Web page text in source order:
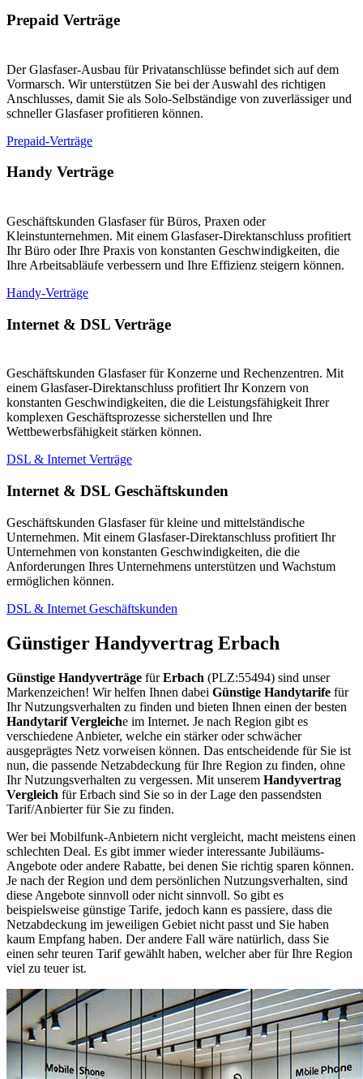
Prepaid Verträge
Der Glasfaser-Ausbau für Privatanschlüsse befindet sich auf dem
Vormarsch. Wir unterstützen Sie bei der Auswahl des richtigen
Anschlusses, damit Sie als Solo-Selbständige von zuverlässiger und
schneller Glasfaser profitieren können.
Prepaid-Verträge
Handy Verträge
Geschäftskunden Glasfaser für Büros, Praxen oder
Kleinstunternehmen. Mit einem Glasfaser-Direktanschluss profitiert
Ihr Büro oder Ihre Praxis von konstanten Geschwindigkeiten, die
Ihre Arbeitsabläufe verbessern und Ihre Effizienz steigern können.
Handy-Verträge
Internet & DSL Verträge
Geschäftskunden Glasfaser für Konzerne und Rechenzentren. Mit
einem Glasfaser-Direktanschluss profitiert Ihr Konzern von
konstanten Geschwindigkeiten, die die Leistungsfähigkeit Ihrer
komplexen Geschäftsprozesse sicherstellen und Ihre
Wettbewerbsfähigkeit stärken können.
DSL & Internet Verträge
Internet & DSL Geschäftskunden
Geschäftskunden Glasfaser für kleine und mittelständische
Unternehmen. Mit einem Glasfaser-Direktanschluss profitiert Ihr
Unternehmen von konstanten Geschwindigkeiten, die die
Anforderungen Ihres Unternehmens unterstützen und Wachstum
ermöglichen können.
DSL & Internet Geschäftskunden
Günstiger Handyvertrag Erbach
Günstige Handyverträge fürErbach (PLZ:55494) sind unser
Markenzeichen! Wir helfen Ihnen dabei Günstige Handytarife für
Ihr Nutzungsverhalten zu finden und bieten Ihnen einen der besten
Handytarif Vergleiche im Internet. Je nach Region gibt es
verschiedene Anbieter, welche ein stärker oder schwächer
ausgeprägtes Netz vorweisen können. Das entscheidende für Sie ist
nun, die passende Netzabdeckung für Ihre Region zu finden, ohne
Ihr Nutzungsverhalten zu vergessen. Mit unserem Handyvertrag
Vergleich für Erbach sind Sie so in der Lage den passendsten
Tarif/Anbierter für Sie zu finden.
Wer bei Mobilfunk-Anbietern nicht vergleicht, macht meistens einen
schlechten Deal. Es gibt immer wieder interessante Jubiläums-
Angebote oder andere Rabatte, bei denen Sie richtig sparen können.
Je nach der Region und dem persönlichen Nutzungsverhalten, sind
diese Angebote sinnvoll oder nicht sinnvoll. So gibt es
beispielsweise günstige Tarife, jedoch kann es passiere, dass die
Netzabdeckung im jeweiligen Gebiet nicht passt und Sie haben
kaum Empfang haben. Der andere Fall wäre natürlich, dass Sie
einen sehr teuren Tarif gewählt haben, welcher aber für Ihre Region
viel zu teuer ist.